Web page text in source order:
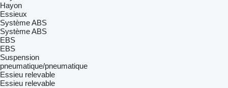
Hayon
Essieux
Système ABS
Système ABS
EBS
EBS
Suspension
pneumatique/pneumatique
Essieu relevable
Essieu relevable